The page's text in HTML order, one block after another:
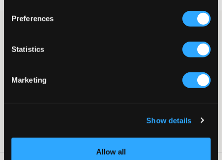
Preferences
Statistics
Marketing
Show details
Allow all
Mørkeblå jeans fra Gant. Jeansene er en femlommersmodell og
Midjen er normalhøy og justerbar.
Justerbar midje
SKU:130449-003